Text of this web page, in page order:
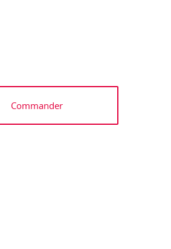
Commander